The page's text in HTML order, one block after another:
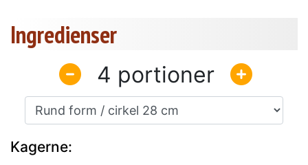
Ingredienser
4
Kagerne: